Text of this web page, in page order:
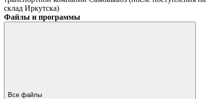
склад Иркутска)
Файлы и программы
Все файлы